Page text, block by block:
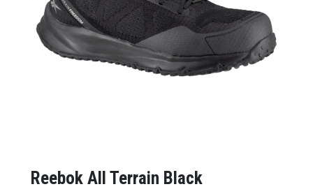
Reebok All Terrain Black